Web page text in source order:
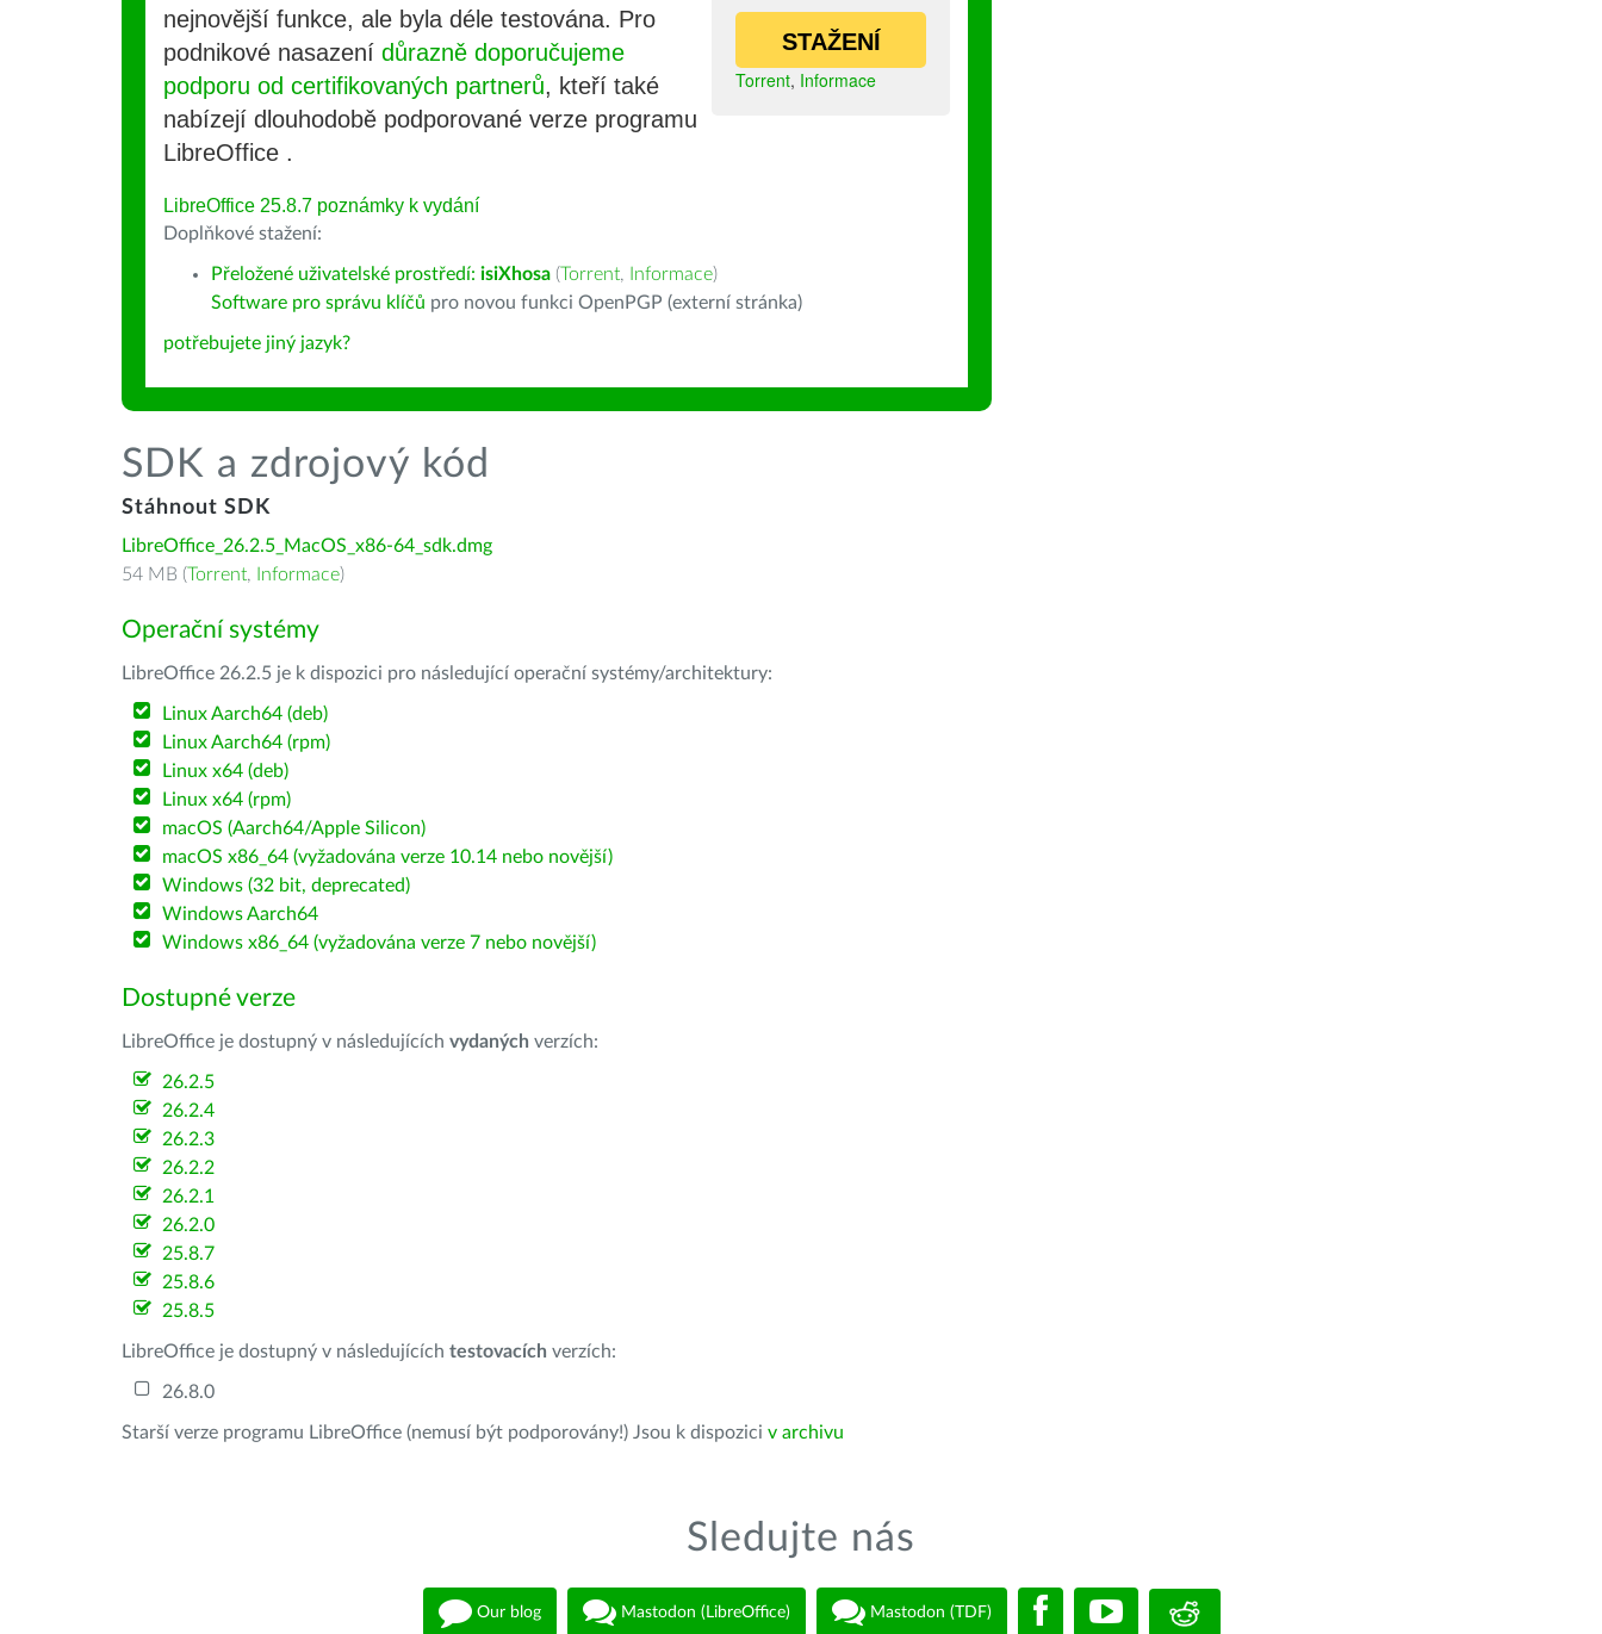
STAŽENÍ
Torrent, Informace
nejnovější funkce, ale byla déle testována. Pro
podnikové nasazení důrazně doporučujeme
podporu od certifikovaných partnerů, kteří také
nabízejí dlouhodobě podporované verze programu
LibreOffice .
LibreOffice 25.8.7 poznámky k vydání
Doplňkové stažení:
Přeložené uživatelské prostředí: isiXhosa (Torrent, Informace)
Software pro správu klíčů pro novou funkci OpenPGP (externí stránka)
potřebujete jiný jazyk?
SDK a zdrojový kód
Stáhnout SDK
LibreOffice_26.2.5_MacOS_x86-64_sdk.dmg
54 MB (Torrent, Informace)
Operační systémy
LibreOffice 26.2.5 je k dispozici pro následující operační systémy/architektury:
Linux Aarch64 (deb)
Linux Aarch64 (rpm)
Linux x64 (deb)
Linux x64 (rpm)
macOS (Aarch64/Apple Silicon)
macOS x86_64 (vyžadována verze 10.14 nebo novější)
Windows (32 bit, deprecated)
Windows Aarch64
Windows x86_64 (vyžadována verze 7 nebo novější)
Dostupné verze
LibreOffice je dostupný v následujících vydaných verzích:
26.2.5
26.2.4
26.2.3
26.2.2
26.2.1
26.2.0
25.8.7
25.8.6
25.8.5
LibreOffice je dostupný v následujících testovacích verzích:
26.8.0
Starší verze programu LibreOffice (nemusí být podporovány!) Jsou k dispozici v archivu
Sledujte nás
Our blog Mastodon (LibreOffice) Mastodon (TDF)